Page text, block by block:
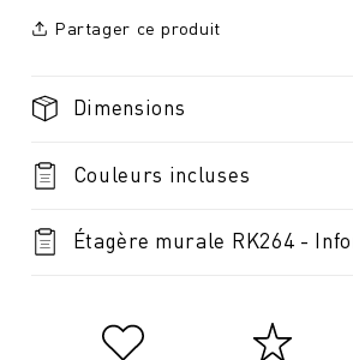
Partager ce produit
Dimensions
Couleurs incluses
Étagère murale RK264 -